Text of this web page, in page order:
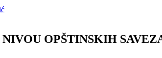
OPŠTINSKIH